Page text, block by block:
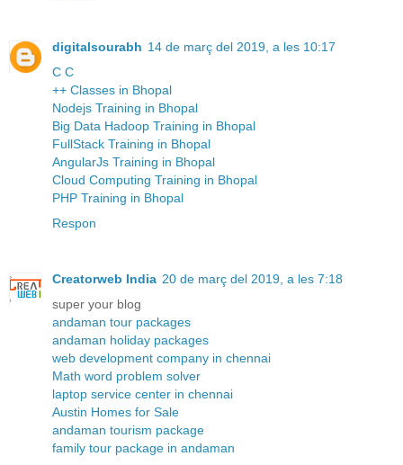
digitalsourabh 14 de març del 2019, a les 10:17
C C
++ Classes in Bhopal
Nodejs Training in Bhopal
Big Data Hadoop Training in Bhopal
FullStack Training in Bhopal
AngularJs Training in Bhopal
Cloud Computing Training in Bhopal
PHP Training in Bhopal
Respon
Creatorweb India 20 de març del 2019, a les 7:18
super your blog
andaman tour packages
andaman holiday packages
web development company in chennai
Math word problem solver
laptop service center in chennai
Austin Homes for Sale
andaman tourism package
family tour package in andaman